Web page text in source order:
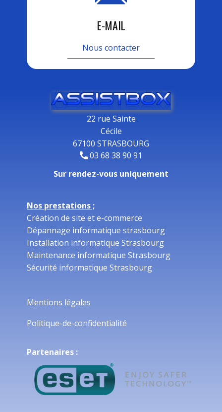
E-MAIL
Nous contacter
22 rue Sainte
Cécile
67100 STRASBOURG
03 68 38 90 91
Sur rendez-vous uniquement
Nos prestations ;
Création de site et e-commerce
Dépannage informatique strasbourg
Installation informatique Strasbourg
Maintenance informatique Strasbourg
Sécurité informatique Strasbourg
Mentions légales
Politique-de-confidentialité
Partenaires :